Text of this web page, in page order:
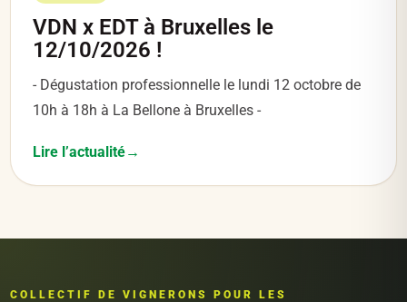
VDN x EDT à Bruxelles le
12/10/2026 !
- Dégustation professionnelle le lundi 12 octobre de
10h à 18h à La Bellone à Bruxelles -
Lire l’actualité
COLLECTIF DE VIGNERONS POUR LES